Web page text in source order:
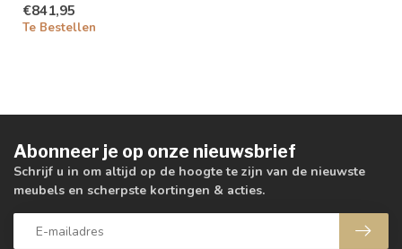
€841,95
Te Bestellen
Abonneer je op onze nieuwsbrief
Schrijf u in om altijd op de hoogte te zijn van de nieuwste
meubels en scherpste kortingen & acties.